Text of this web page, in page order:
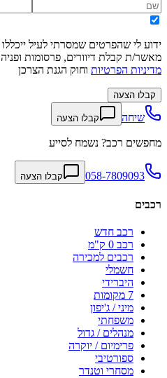
ידוע לי שהפרטים שמסרתי לעיל
מאשר/ת קבלת דיוורים, פרסומות
מדיניות הפרטיות וחוק הגנת הצרכן
קבלו הצעה
שיחה קבלו הצעה
מחפשים רכב? נשמח לסייע
058-7809093 קבלו הצעה
רכבים
רכב חדש
רכב 0 ק"מ
רכבים למכירה
חשמלי
היברידי
7 מקומות
מיני / ג'יפון
משפחתי
מנהלים / גדול
פרימיום / יוקרה
ספורטיבי
מסחרי וטנדר